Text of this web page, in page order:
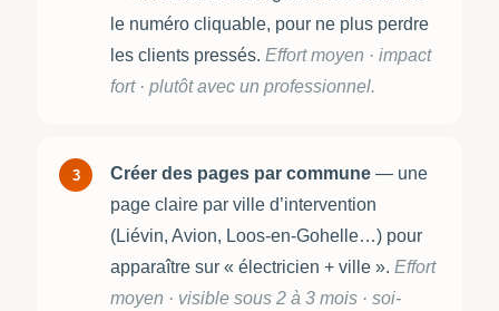
le numéro cliquable, pour ne plus perdre
les clients pressés. Effort moyen · impact
fort · plutôt avec un professionnel.
3 Créer des pages par commune — une
page claire par ville d’intervention
(Liévin, Avion, Loos-en-Gohelle…) pour
apparaître sur « électricien + ville ». Effort
moyen · visible sous 2 à 3 mois · soi-